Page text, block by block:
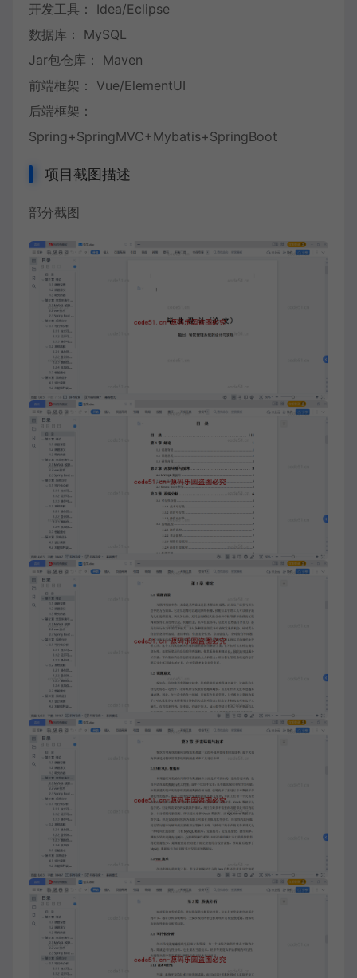
开发工具： Idea/Eclipse
数据库： MySQL
Jar包仓库： Maven
前端框架： Vue/ElementUI
后端框架：
Spring+SpringMVC+Mybatis+SpringBoot
项目截图描述
部分截图